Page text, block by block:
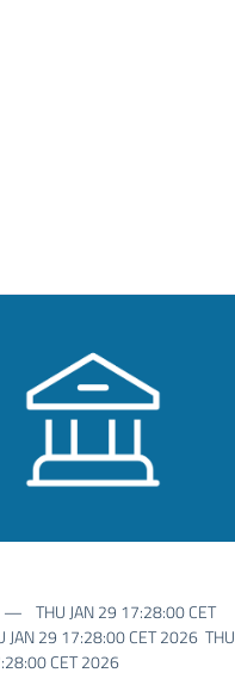
THU JAN 29 17:28:00 CET
JAN 29 17:28:00 CET 2026 THU
CET 2026